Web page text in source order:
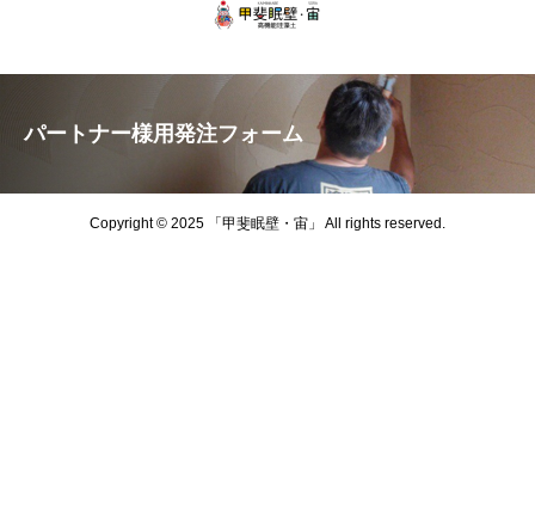
パートナー様用発注フォーム
Copyright © 2025 「甲斐眠壁・宙」 All rights reserved.